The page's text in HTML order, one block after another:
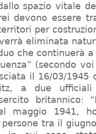
spazio vitale
devono essere
per
eliminata
che continuerà
(secondo
il 16/03/1945
a due
britannico:
maggio 1941,
tra il